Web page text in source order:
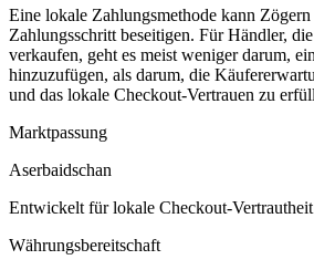
Eine lokale Zahlungsmethode kann Zögern
Zahlungsschritt beseitigen. Für Händler,
verkaufen, geht es meist weniger darum,
hinzuzufügen, als darum, die
und das lokale Checkout-Vertrauen zu
Marktpassung
Aserbaidschan
Entwickelt für lokale Checkout-
Währungsbereitschaft